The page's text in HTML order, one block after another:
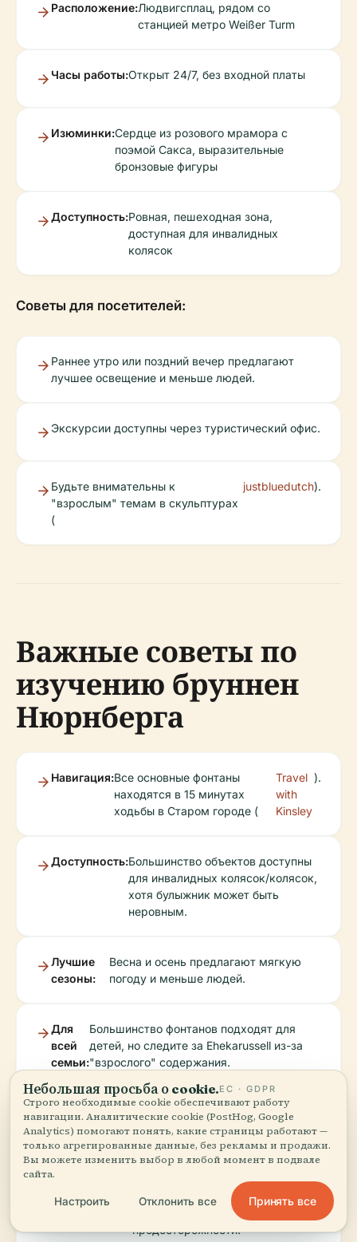
Расположение:Людвигсплац, рядом со
станцией метро Weißer Turm
Часы работы:Открыт 24/7, без входной платы
Изюминки:Сердце из розового мрамора с
поэмой Сакса, выразительные
бронзовые фигуры
Доступность:Ровная, пешеходная зона,
доступная для инвалидных
колясок
Советы для посетителей:
Раннее утро или поздний вечер предлагают
лучшее освещение и меньше людей.
Экскурсии доступны через туристический офис.
Будьте внимательны к
"взрослым" темам в скульптурах
(
justbluedutch).
Важные советы по
изучению бруннен
Нюрнберга
Навигация:Все основные фонтаны
находятся в 15 минутах
ходьбы в Старом городе (
Travel
with
Kinsley
).
Доступность:Большинство объектов доступны
для инвалидных колясок/колясок,
хотя булыжник может быть
неровным.
Лучшие
сезоны:
Весна и осень предлагают мягкую
погоду и меньше людей.
Для
всей
семьи:
Большинство фонтанов подходят для
детей, но следите за Ehekarussell из-за
"взрослого" содержания.
Удобства:Общественные туалеты, скамейки и
множество кафе доступны рядом с
основными объектами.
Безопасность:
Нюрнберг безопасен;
применяются стандартные меры
предосторожности.
Небольшая просьба о cookie.ЕС · GDPR
Строго необходимые cookie обеспечивают работу
навигации. Аналитические cookie (PostHog, Google
Analytics) помогают понять, какие страницы работают —
только агрегированные данные, без рекламы и продажи.
Вы можете изменить выбор в любой момент в подвале
сайта.
Настроить Отклонить все Принять все